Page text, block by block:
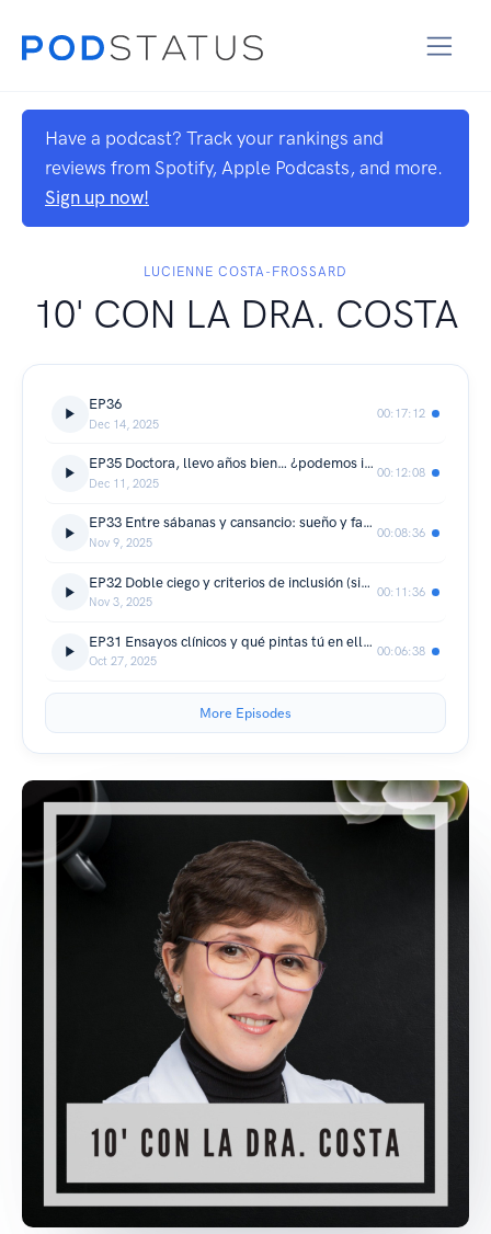
Have a podcast? Track your rankings and
reviews from Spotify, Apple Podcasts, and more.
Sign up now!
LUCIENNE COSTA-FROSSARD
10' CON LA DRA. COSTA
EP36
Dec 14, 2025
00:17:12
EP35 Doctora, llevo años bien… ¿podemos ir quitando medicación?
Dec 11, 2025
00:12:08
EP33 Entre sábanas y cansancio: sueño y fatiga en EM
Nov 9, 2025
00:08:36
EP32 Doble ciego y criterios de inclusión (sin truco de magia)
Nov 3, 2025
00:11:36
EP31 Ensayos clínicos y qué pintas tú en ellos!!
Oct 27, 2025
00:06:38
More Episodes